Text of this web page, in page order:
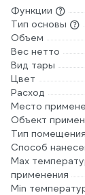
Функции
Тип основы
Объем
Вес нетто
Вид тары
Цвет
Расход
Место
Объект
Тип помещения
Способ
Max
применения
Min